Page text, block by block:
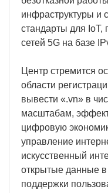
инфраструктуры и
стандарты для IoT,
сетей 5G на базе
Центр стремится
области
вывести «.vn» в
масштабам,
цифровую
управление
искусственный
открытые данные
поддержки